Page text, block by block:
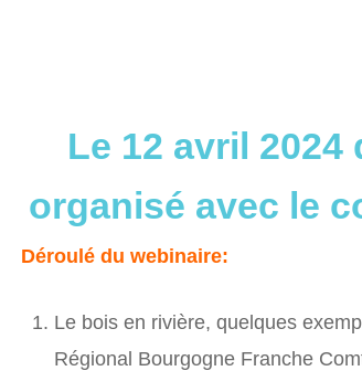
Le 12 avril 2024
organisé avec le
Déroulé du webinaire:
Le bois en rivière, quelques
Régional Bourgogne Franche